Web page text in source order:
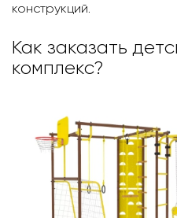
конструкций.
Как заказать
комплекс?